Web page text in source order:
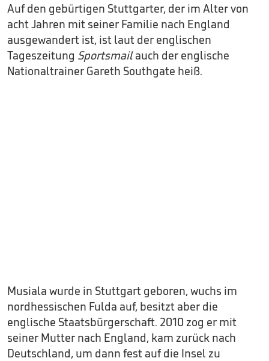
Auf den gebürtigen Stuttgarter, der im Alter von
acht Jahren mit seiner Familie nach England
ausgewandert ist, ist laut der englischen
Tageszeitung Sportsmailauch der englische
Nationaltrainer Gareth Southgate heiß.
Musiala wurde in Stuttgart geboren, wuchs im
nordhessischen Fulda auf, besitzt aber die
englische Staatsbürgerschaft. 2010 zog er mit
seiner Mutter nach England, kam zurück nach
Deutschland, um dann fest auf die Insel zu